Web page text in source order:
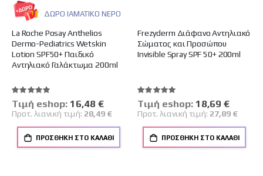
La Roche Posay Anthelios
Dermo-Pediatrics Wetskin
Lotion SPF50+ Παιδικό
Αντηλιακό Γαλάκτωμα 200ml
ΔΩΡΟ ΙΑΜΑΤΙΚΟ ΝΕΡΟ
Βαθμολογία:
100%
Tιμή eshop: Ειδική
Τιμή
16,48 €
Προτ. λιανική τιμή: 28,49 €
ΠΡΟΣΘΉΚΗ ΣΤΟ ΚΑΛΆΘΙ
Frezyderm Διάφανο Αντηλιακό
Σώματος και Προσώπου
Invisible Spray SPF 50+ 200ml
Βαθμολογία:
100%
Tιμή eshop: Ειδική
Τιμή
18,69 €
Προτ. λιανική τιμή: 27,89 €
ΠΡΟΣΘΉΚΗ ΣΤΟ ΚΑΛΆΘΙ